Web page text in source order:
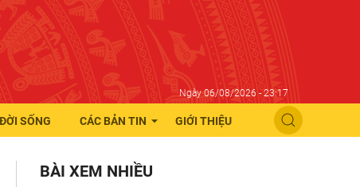
Ngày 06/08/2026 - 23:17
SỐNG CÁC BẢN TIN GIỚI THIỆU
BÀI XEM NHIỀU